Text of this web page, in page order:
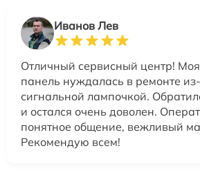
Иванов Лев
Отличный сервисный центр!
панель нуждалась в ремонте
сигнальной лампочкой.
и остался очень доволен.
понятное общение, вежливый
Рекомендую всем!